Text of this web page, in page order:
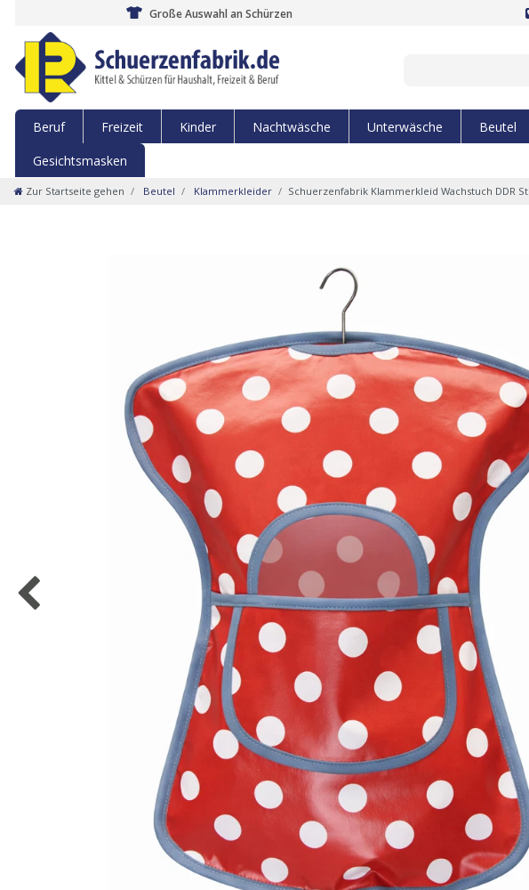
Große Auswahl an Schürzen
Beruf Freizeit Kinder Nachtwäsche Unterwäsche Beutel
Gesichtsmasken
Zur Startseite gehen Beutel Klammerkleider Schuerzenfabrik Klammerkleid Wachstuch DDR